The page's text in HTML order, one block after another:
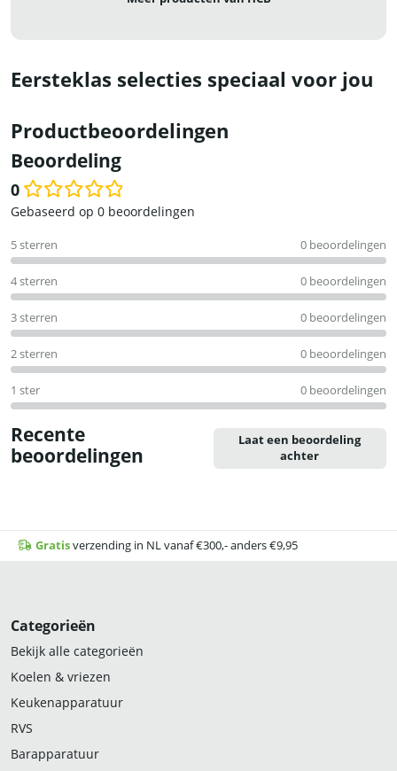
Eersteklas selecties speciaal voor jou
Productbeoordelingen
Beoordeling
0
Waardering
uit
5
Gebaseerd op 0 beoordelingen
5 sterren 0 beoordelingen
4 sterren 0 beoordelingen
3 sterren 0 beoordelingen
2 sterren 0 beoordelingen
1 ster 0 beoordelingen
Recente
beoordelingen
Laat een beoordeling
achter
Gratisverzending in NL vanaf €300,- anders €9,95
Categorieën
Bekijk alle categorieën
Koelen & vriezen
Keukenapparatuur
RVS
Barapparatuur